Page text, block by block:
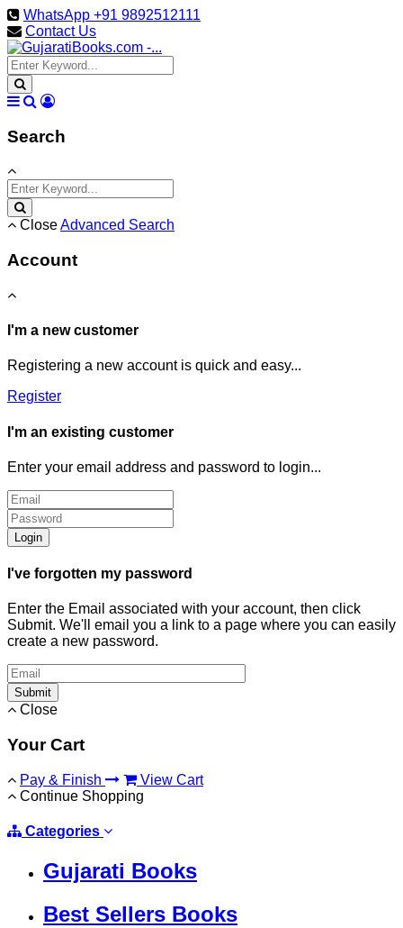
WhatsApp +91 9892512111
Contact Us
Search
CloseAdvanced Search
Account
I'm a new customer
Registering a new account is quick and easy...
Register
I'm an existing customer
Enter your email address and password to login...
Login
I've forgotten my password
Enter the Email associated with your account, then click
Submit. We'll email you a link to a page where you can easily
create a new password.
Submit
Close
Your Cart
Pay & Finish
View Cart
Continue Shopping
Categories
Gujarati Books
Best Sellers Books